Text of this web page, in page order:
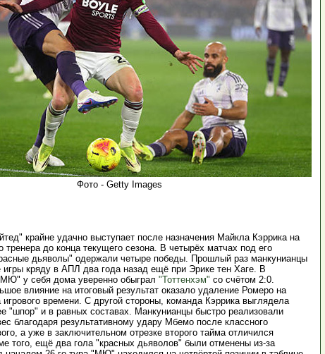
Фото - Getty Images
крайне удачно выступает после назначения Майкла Кэррика на
тренера до конца текущего сезона. В четырёх матчах под его
дьяволы" одержали четыре победы. Прошлый раз манкунианцы
игры кряду в АПЛ два года назад ещё при Эрике тен Хаге. В
у себя дома уверенно обыграл "Тоттенхэм" со счётом 2:0.
влияние на итоговый результат оказало удаление Ромеро на
времени. С другой стороны, команда Кэррика выглядела
"шпор" и в равных составах. Манкунианцы быстро реализовали
благодаря результативному удару Мбемо после классного
а уже в заключительном отрезке второго тайма отличился
того, ещё два гола "красных дьяволов" были отменены из-за